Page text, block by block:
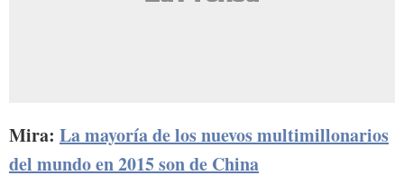
Mira: La mayoría de los nuevos multimillonarios
del mundo en 2015 son de China